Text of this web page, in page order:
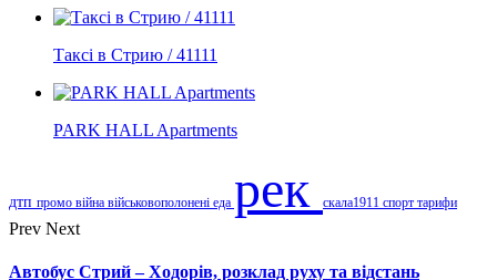
Таксі в Стрию / 41111
PARK HALL Apartments
дтп промо війна військовополонені еда рек скала1911 спорт тарифи
Prev Next
Автобус Стрий – Ходорів, розклад руху та відстань